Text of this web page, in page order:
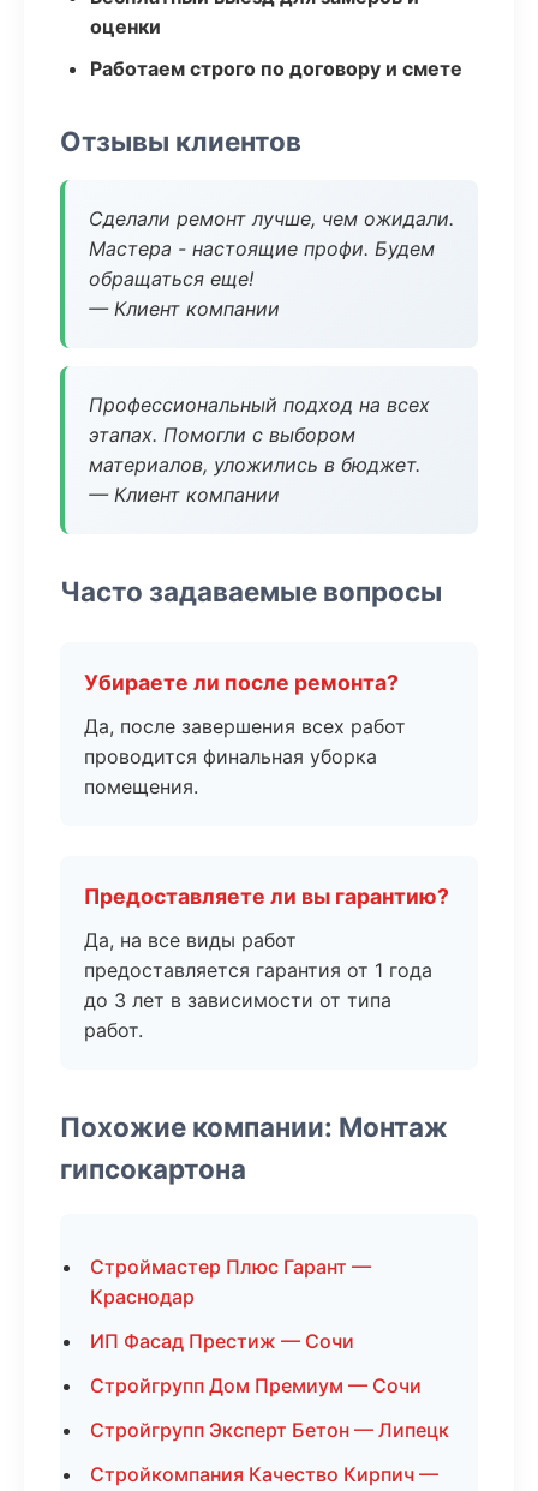
оценки
Работаем строго по договору и смете
Отзывы клиентов
Сделали ремонт лучше, чем ожидали.
Мастера - настоящие профи. Будем
обращаться еще!
— Клиент компании
Профессиональный подход на всех
этапах. Помогли с выбором
материалов, уложились в бюджет.
— Клиент компании
Часто задаваемые вопросы
Убираете ли после ремонта?
Да, после завершения всех работ
проводится финальная уборка
помещения.
Предоставляете ли вы гарантию?
Да, на все виды работ
предоставляется гарантия от 1 года
до 3 лет в зависимости от типа
работ.
Похожие компании: Монтаж
гипсокартона
Строймастер Плюс Гарант —
Краснодар
ИП Фасад Престиж — Сочи
Стройгрупп Дом Премиум — Сочи
Стройгрупп Эксперт Бетон — Липецк
Стройкомпания Качество Кирпич —